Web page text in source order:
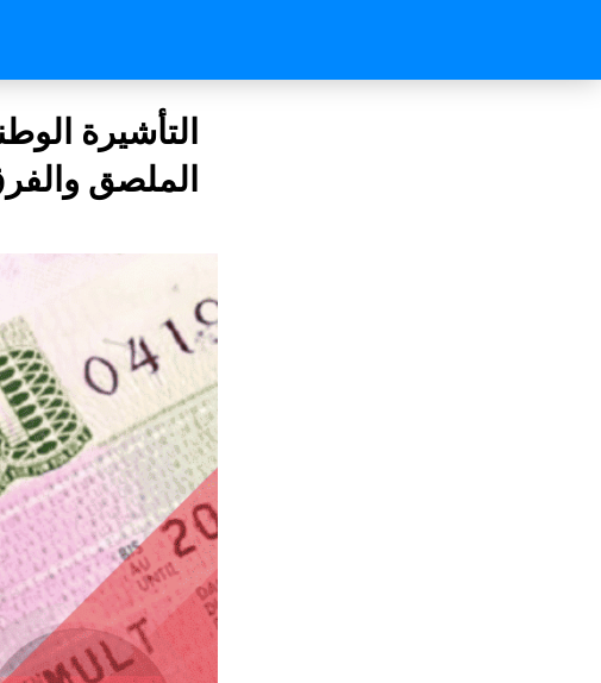
الملصق